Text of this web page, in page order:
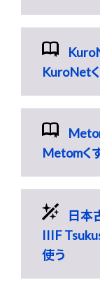
KuroNet
Metomく
日本
IIIF
使う